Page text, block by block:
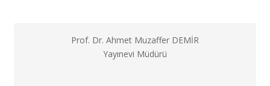
Prof. Dr. Ahmet Muzaffer DEMİR
Yayınevi Müdürü